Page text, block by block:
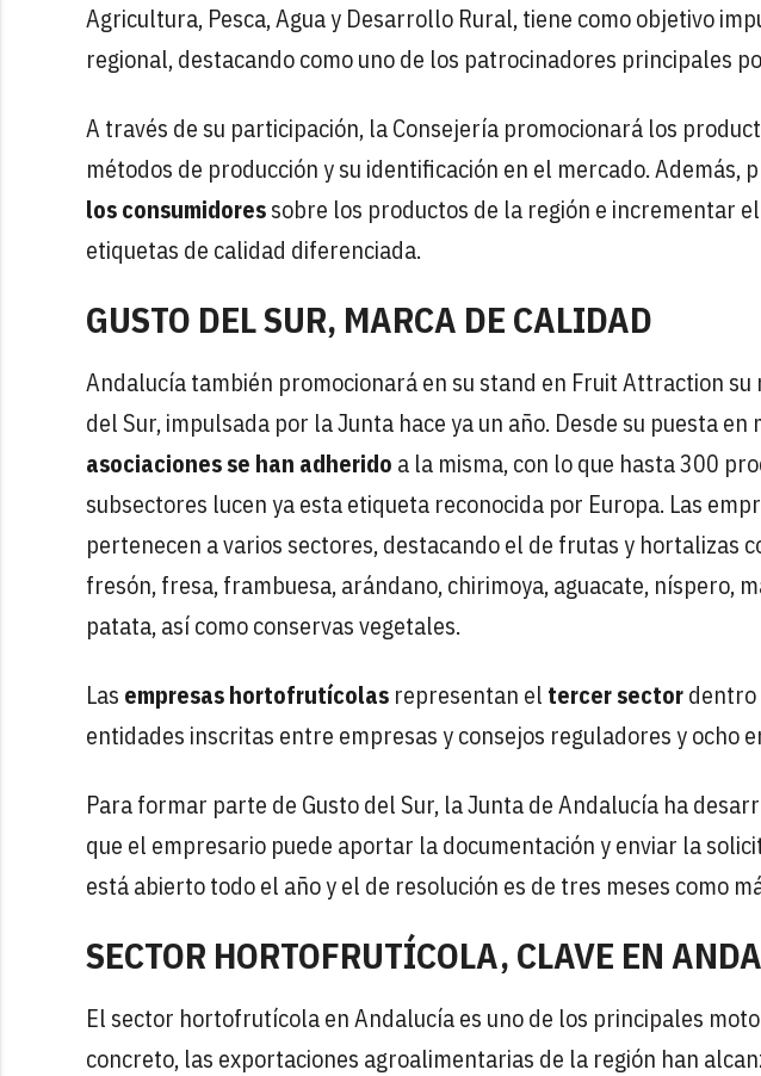
Agricultura, Pesca, Agua y Desarrollo Rural, tiene como objetivo
regional, destacando como uno de los patrocinadores principales
A través de su participación, la Consejería promocionará los
métodos de producción y su identificación en el mercado. Además,
los consumidoressobre los productos de la región e incrementar
etiquetas de calidad diferenciada.
GUSTO DEL SUR, MARCA DE CALIDAD
Andalucía también promocionará en su stand en Fruit Attraction
del Sur, impulsada por la Junta hace ya un año. Desde su puesta en
asociaciones se han adherido a la misma, con lo que hasta 300
subsectores lucen ya esta etiqueta reconocida por Europa. Las
pertenecen a varios sectores, destacando el de frutas y hortalizas
fresón, fresa, frambuesa, arándano, chirimoya, aguacate, níspero,
patata, así como conservas vegetales.
Las empresas hortofrutícolas representan el tercer sectordentro
entidades inscritas entre empresas y consejos reguladores y ocho
Para formar parte de Gusto del Sur, la Junta de Andalucía ha
que el empresario puede aportar la documentación y enviar la
está abierto todo el año y el de resolución es de tres meses como
SECTOR HORTOFRUTÍCOLA, CLAVE EN
El sector hortofrutícola en Andalucía es uno de los principales
concreto, las exportaciones agroalimentarias de la región han